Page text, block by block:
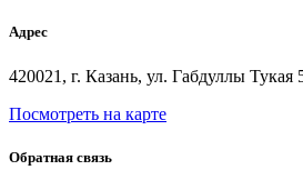
Адрес
420021, г. Казань, ул. Габдуллы Тукая
Посмотреть на карте
Обратная связь